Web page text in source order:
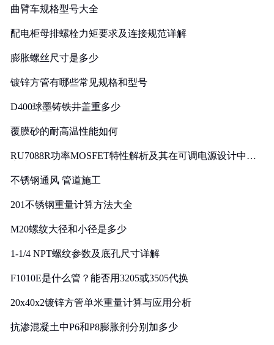
曲臂车规格型号大全
配电柜母排螺栓力矩要求及连接规范详解
膨胀螺丝尺寸是多少
镀锌方管有哪些常见规格和型号
D400球墨铸铁井盖重多少
覆膜砂的耐高温性能如何
RU7088R功率MOSFET特性解析及其在可调电源设计中的
不锈钢通风 管道施工
201不锈钢重量计算方法大全
M20螺纹大径和小径是多少
1-1/4 NPT螺纹参数及底孔尺寸详解
F1010E是什么管？能否用3205或3505代换
20x40x2镀锌方管单米重量计算与应用分析
抗渗混凝土中P6和P8膨胀剂分别加多少